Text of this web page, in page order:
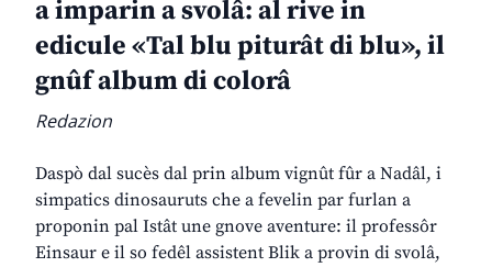
a imparin a svolâ: al rive in
edicule «Tal blu piturât di blu», il
gnûf album di colorâ
Redazion
Daspò dal sucès dal prin album vignût fûr a Nadâl, i
simpatics dinosauruts che a fevelin par furlan a
proponin pal Istât une gnove aventure: il professôr
Einsaur e il so fedêl assistent Blik a provin di svolâ,